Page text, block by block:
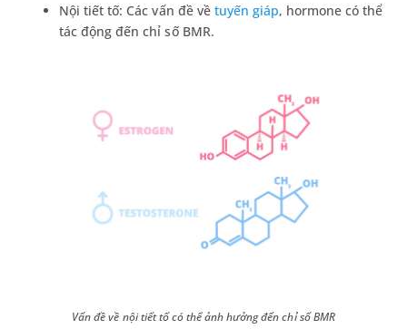
Nội tiết tố: Các vấn đề về tuyến giáp, hormone có thể
tác động đến chỉ số BMR.
Vấn đề về nội tiết tố có thể ảnh hưởng đến chỉ số BMR